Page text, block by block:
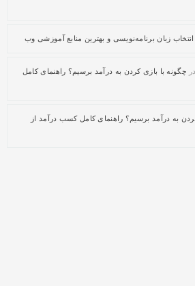
انتخاب زبان برنامه‌نویسی و بهترین منابع آموزشی وب
در چگونه با بازی کردن به درآمد برسیم؟ راهنمای کامل
به درآمد برسیم؟ راهنمای کامل کسب درآمد از